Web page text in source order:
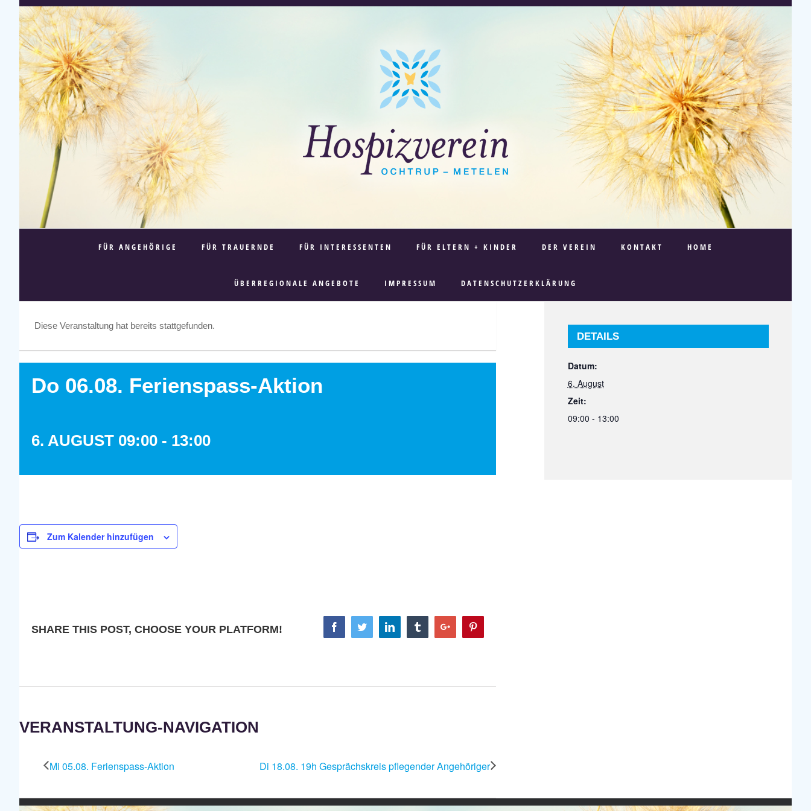
FÜR ANGEHÖRIGE FÜR TRAUERNDE FÜR INTERESSENTEN FÜR ELTERN + KINDER DER VEREIN KONTAKT HOME
ÜBERREGIONALE ANGEBOTE IMPRESSUM DATENSCHUTZERKLÄRUNG
Diese Veranstaltung hat bereits stattgefunden.
Do 06.08. Ferienspass-Aktion
6. AUGUST 09:00 - 13:00
Zum Kalender hinzufügen
SHARE THIS POST, CHOOSE YOUR PLATFORM! FacebookTwitterLinkedin TumblrGoogle+
VERANSTALTUNG-NAVIGATION
Mi 05.08. Ferienspass-Aktion Di 18.08. 19h Gesprächskreis pflegender Angehöriger
DETAILS
Datum:
6. August
Zeit:
09:00 - 13:00